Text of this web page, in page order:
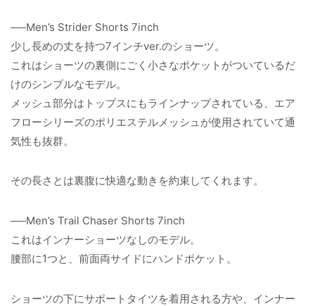
──Men’s Strider Shorts 7inch
少し長めの丈を持つ7インチver.のショーツ。
これはショーツの裏側にごく小さなポケットがついているだ
けのシンプルなモデル。
メッシュ部分はトップスにもラインナップされている、エア
フローシリーズのポリエステルメッシュが使用されていて通
気性も抜群。
その長さとは裏腹に快適な動きを約束してくれます。
──Men’s Trail Chaser Shorts 7inch
これはインナーショーツなしのモデル。
腰部に1つと、前面両サイドにハンドポケット。
ショーツの下にサポートタイツを着用される方や、インナー